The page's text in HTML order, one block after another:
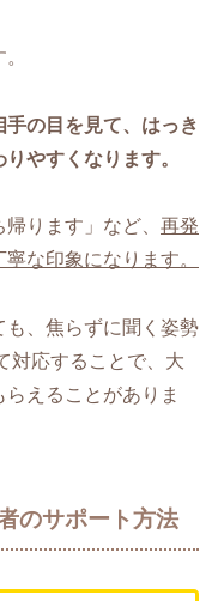
手の目を見て、はっき
やすくなります。
ります」など、 再発
な印象になります。
も、焦らずに聞く姿勢
対応することで、大
えることがありま
のサポート方法